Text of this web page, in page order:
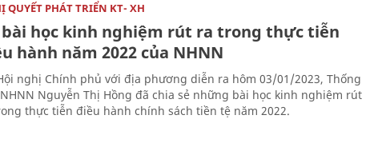
QUYẾT PHÁT TRIỂN KT- XH
bài học kinh nghiệm rút ra trong thực tiễn
hành năm 2022 của NHNN
nghị Chính phủ với địa phương diễn ra hôm 03/01/2023, Thống
Nguyễn Thị Hồng đã chia sẻ những bài học kinh nghiệm rút
thực tiễn điều hành chính sách tiền tệ năm 2022.